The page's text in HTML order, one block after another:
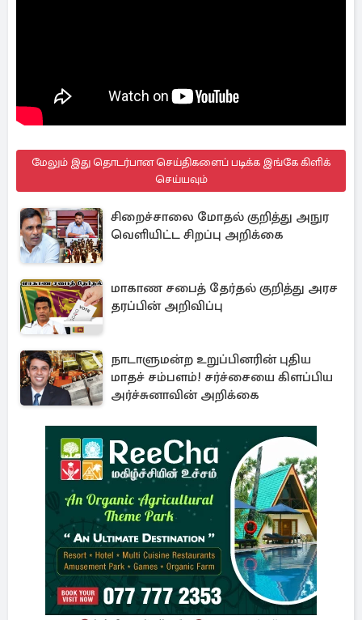
மேலும் இது தொடர்பான செய்திகளைப் படிக்க இங்கே கிளிக்
செய்யவும்
சிறைச்சாலை மோதல் குறித்து அநுர
வெளியிட்ட சிறப்பு அறிக்கை
மாகாண சபைத் தேர்தல் குறித்து அரச
தரப்பின் அறிவிப்பு
நாடாளுமன்ற உறுப்பினரின் புதிய
மாதச் சம்பளம்! சர்ச்சையை கிளப்பிய
அர்ச்சுனாவின் அறிக்கை